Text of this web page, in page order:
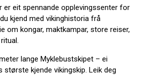
er eit spennande opplevingssenter for
kjend med vikinghistoria frå
om kongar, maktkampar, store reiser,
lange Myklebustskipet – ei
største kjende vikingskip. Leik deg